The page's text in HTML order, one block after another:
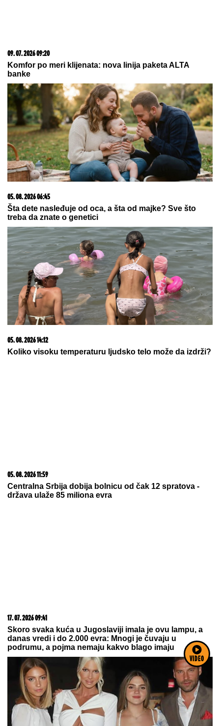
VIDEO
09. 07. 2026 09:20
Komfor po meri klijenata: nova linija paketa ALTA
banke
05. 08. 2026 06:45
Šta dete nasleđuje od oca, a šta od majke? Sve što
treba da znate o genetici
05. 08. 2026 14:12
Koliko visoku temperaturu ljudsko telo može da izdrži?
05. 08. 2026 11:59
Centralna Srbija dobija bolnicu od čak 12 spratova -
država ulaže 85 miliona evra
17. 07. 2026 09:41
Skoro svaka kuća u Jugoslaviji imala je ovu lampu, a
danas vredi i do 2.000 evra: Mnogi je čuvaju u
podrumu, a pojma nemaju kakvo blago imaju